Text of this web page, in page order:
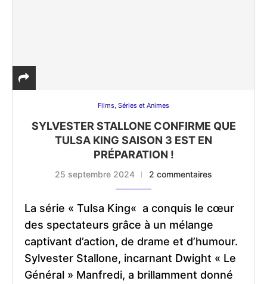
Films, Séries et Animes
SYLVESTER STALLONE CONFIRME QUE
TULSA KING SAISON 3 EST EN
PRÉPARATION !
25 septembre 2024 2 commentaires
La série « Tulsa King« a conquis le cœur
des spectateurs grâce à un mélange
captivant d’action, de drame et d’humour.
Sylvester Stallone, incarnant Dwight « Le
Général » Manfredi, a brillamment donné